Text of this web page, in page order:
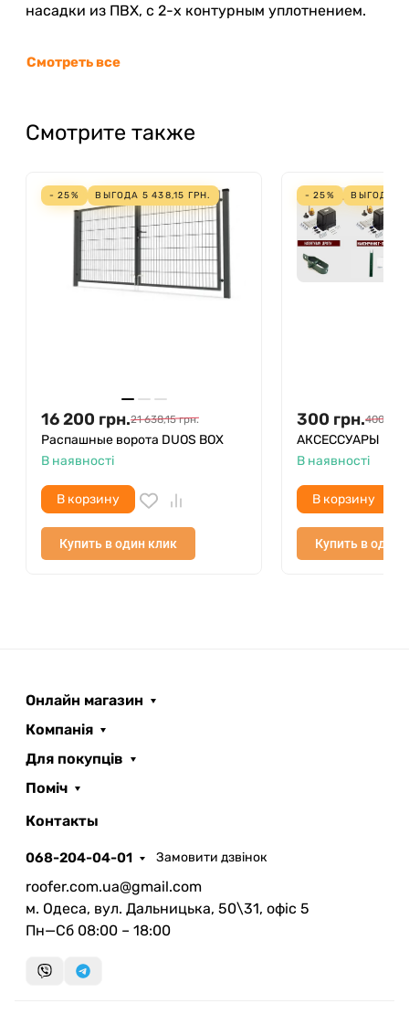
насадки из ПВХ, с 2-х контурным уплотнением.
Смотреть все
Смотрите также
- 25% ВЫГОДА 5 438,15 ГРН.
16 200 грн.21 638,15 грн.
Распашные ворота DUOS BOX
В наявності
В корзину
Купить в один клик
- 25% ВЫГОДА
300 грн.400
АКСЕССУАРЫ
В наявності
В корзину
Купить в один
Онлайн магазин
Компанія
Для покупців
Поміч
Контакты
068-204-04-01 Замовити дзвінок
roofer.com.ua@gmail.com
м. Одеса, вул. Дальницька, 50\31, офіс 5
Пн—Сб 08:00 – 18:00